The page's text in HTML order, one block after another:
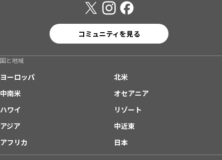
コミュニティを見る
国と地域
ヨーロッパ
北米
中南米
オセアニア
ハワイ
リゾート
アジア
中近東
アフリカ
日本